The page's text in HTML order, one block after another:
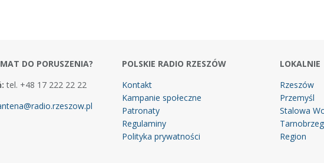
DO PORUSZENIA?
tel. +48 17 222 22 22
POLSKIE RADIO RZESZÓW
Kontakt
Kampanie społeczne
Patronaty
Regulaminy
Polityka prywatności
LOKALNIE
Rzeszów
Przemyśl
Stalowa
Tarnobrzeg
Region